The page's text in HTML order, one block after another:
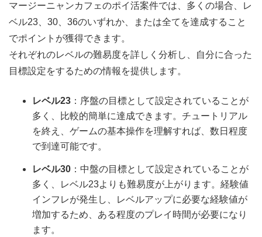
マージーニャンカフェのポイ活案件では、多くの場合、レ
ベル23、30、36のいずれか、または全てを達成すること
でポイントが獲得できます。
それぞれのレベルの難易度を詳しく分析し、自分に合った
目標設定をするための情報を提供します。
レベル23 ：序盤の目標として設定されていることが
多く、比較的簡単に達成できます。チュートリアル
を終え、ゲームの基本操作を理解すれば、数日程度
で到達可能です。
レベル30 ：中盤の目標として設定されていることが
多く、レベル23よりも難易度が上がります。経験値
インフレが発生し、レベルアップに必要な経験値が
増加するため、ある程度のプレイ時間が必要になり
ます。